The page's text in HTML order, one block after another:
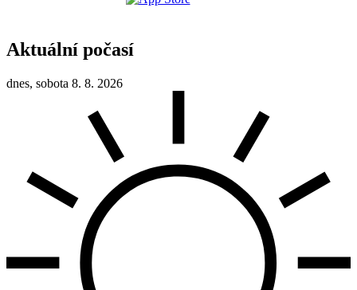
Aktuální počasí
dnes, sobota 8. 8. 2026